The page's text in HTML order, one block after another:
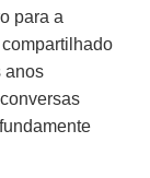
para a
anos